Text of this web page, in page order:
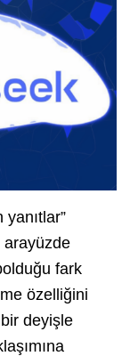
yanıtlar”
arayüzde
fark
özelliğini
bir deyişle